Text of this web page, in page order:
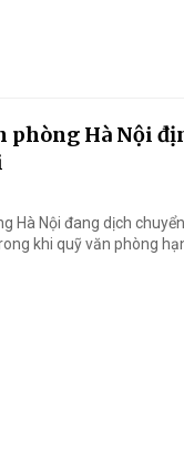
phòng Hà Nội
Hà Nội đang dịch
khi quỹ văn phòng